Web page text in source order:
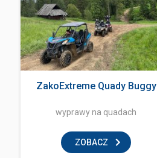
ZakoExtreme Quady Buggy
wyprawy na quadach
ZOBACZ